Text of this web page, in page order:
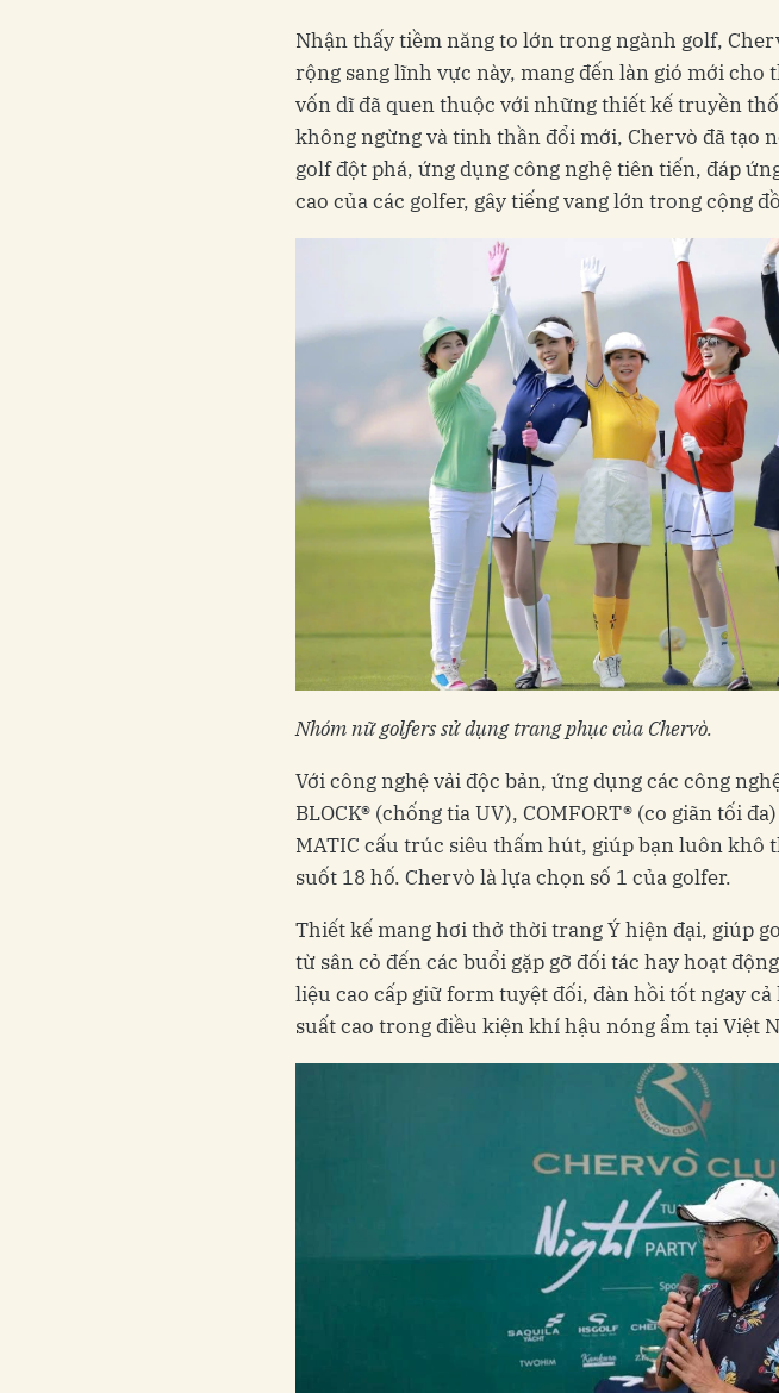
Nhận thấy tiềm năng to lớn trong ngành golf,
rộng sang lĩnh vực này, mang đến làn gió mới
vốn dĩ đã quen thuộc với những thiết kế truyền
không ngừng và tinh thần đổi mới, Chervò đã tạo
golf đột phá, ứng dụng công nghệ tiên tiến, đáp
cao của các golfer, gây tiếng vang lớn trong cộng
Nhóm nữ golfers sử dụng trang phục của Chervò.
Với công nghệ vải độc bản, ứng dụng các công
BLOCK® (chống tia UV), COMFORT® (co giãn tối
MATIC cấu trúc siêu thấm hút, giúp bạn luôn khô
suốt 18 hố. Chervò là lựa chọn số 1 của golfer.
Thiết kế mang hơi thở thời trang Ý hiện đại, giúp
từ sân cỏ đến các buổi gặp gỡ đối tác hay hoạt
liệu cao cấp giữ form tuyệt đối, đàn hồi tốt ngay
suất cao trong điều kiện khí hậu nóng ẩm tại Việt